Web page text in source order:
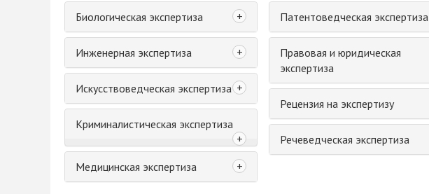
Биологическая экспертиза +
Инженерная экспертиза +
Искусствоведческая экспертиза +
Криминалистическая экспертиза
+
Медицинская экспертиза
+
Патентоведческая экспертиза
Правовая и юридическая
экспертиза
Рецензия на экспертизу
Речеведческая экспертиза